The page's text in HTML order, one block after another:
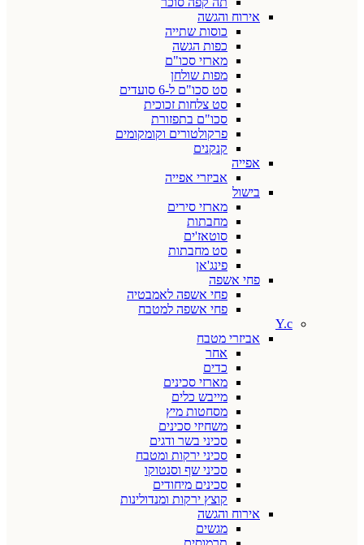
אירוח והגשה
כוסות שתייה
כפות הגשה
מארזי סכו"ם
מפות שולחן
סט סכו"ם ל-6 סועדים
סט צלחות זכוכית
סכו"ם בתפזורת
פרקולטורים וקומקומים
קנקנים
אפייה
אביזרי אפייה
בישול
מארזי סירים
מחבתות
סוטאז'ים
סט מחבתות
פינג'אן
פחי אשפה
פחי אשפה לאמבטיה
פחי אשפה למטבח
Y.c
אביזרי מטבח
אחר
כדים
מארזי סכינים
מייבש כלים
מסחטות מיץ
משחיזי סכינים
סכיני בשר ודגים
סכיני ירקות ומטבח
סכיני שף וסנטוקו
סכינים מיחודים
קוצץ ירקות ומנדולינות
אירוח והגשה
מגשים